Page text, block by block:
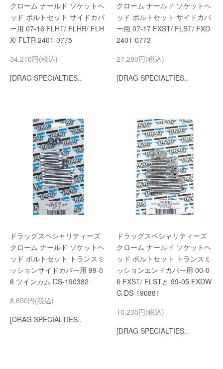
クローム ナールド ソケットヘ
ッド ボルトセット サイドカバ
ー用 07-16 FLHT/ FLHR/ FLH
X/ FLTR 2401-0775
34,210円(税込)
[DRAG SPECIALTIES..
クローム ナールド ソケットヘ
ッド ボルトセット サイドカバ
ー用 07-17 FXST/ FLST/ FXD
2401-0773
27,280円(税込)
[DRAG SPECIALTIES..
ドラッグスペシャリティーズ
クローム ナールド ソケットヘ
ッド ボルトセット トランスミ
ッションサイドカバー用 99-0
6 ツインカム DS-190382
8,690円(税込)
[DRAG SPECIALTIES..
ドラッグスペシャリティーズ
クローム ナールド ソケットヘ
ッド ボルトセット トランスミ
ッションエンドカバー用 00-0
6 FXST/ FLSTと 99-05 FXDW
G DS-190881
10,230円(税込)
[DRAG SPECIALTIES..